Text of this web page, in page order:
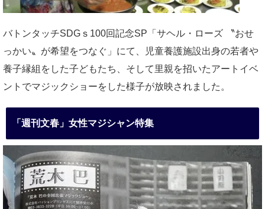
バトンタッチSDGｓ100回記念SP「サヘル・ローズ 〝おせ
っかい〟が希望をつなぐ」にて、児童養護施設出身の若者や
養子縁組をした子どもたち、そして里親を招いたアートイベ
ントでマジックショーをした様子が放映されました。
「週刊文春」女性マジシャン特集